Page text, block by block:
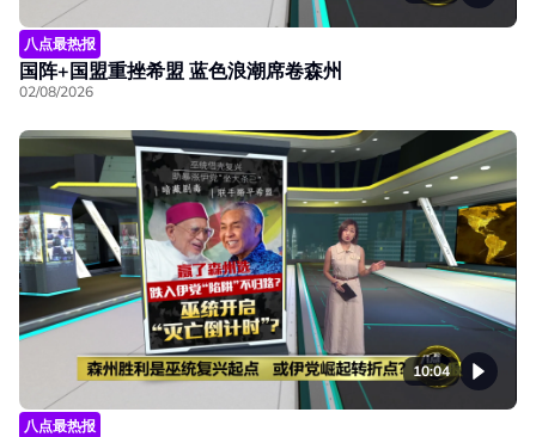
八点最热报
国阵+国盟重挫希盟 蓝色浪潮席卷森州
02/08/2026
10:04
八点最热报